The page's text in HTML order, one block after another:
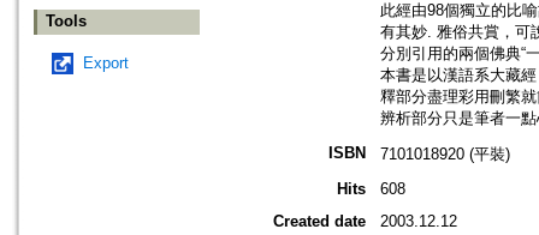
Tools
Export
此經由98個獨立的比
有其妙. 雅俗共賞，可
分別引用的兩個佛典“
本書是以漢語系大藏
釋部分盡理彩用刪繁
辨析部分只是筆者一
ISBN
7101018920 (平裝)
Hits
608
Created date
2003.12.12